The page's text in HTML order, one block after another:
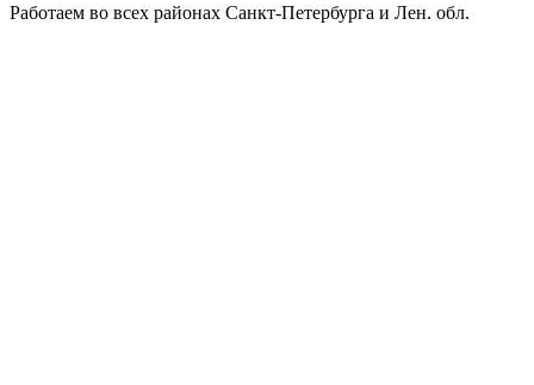
Работаем во всех районах Санкт-Петербурга и Лен. обл.